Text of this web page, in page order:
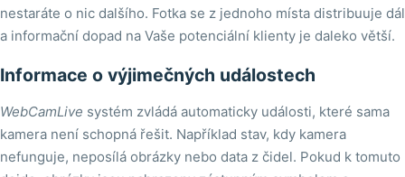
nestaráte o nic dalšího. Fotka se z jednoho místa distribuuje dál
a informační dopad na Vaše potenciální klienty je daleko větší.
Informace o výjimečných událostech
WebCamLive systém zvládá automaticky události, které sama
kamera není schopná řešit. Například stav, kdy kamera
nefunguje, neposílá obrázky nebo data z čidel. Pokud k tomuto